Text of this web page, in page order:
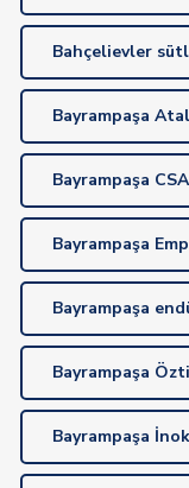
Bahçelievler
Bayrampaşa
Bayrampaşa
Bayrampaşa
Bayrampaşa
Bayrampaşa
Bayrampaşa